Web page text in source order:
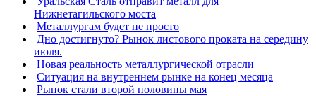
Нижнетагильского моста
Металлургам будет не просто
Дно достигнуто? Рынок листового проката на середину
июля.
Новая реальность металлургической отрасли
Ситуация на внутреннем рынке на конец месяца
Рынок стали второй половины мая